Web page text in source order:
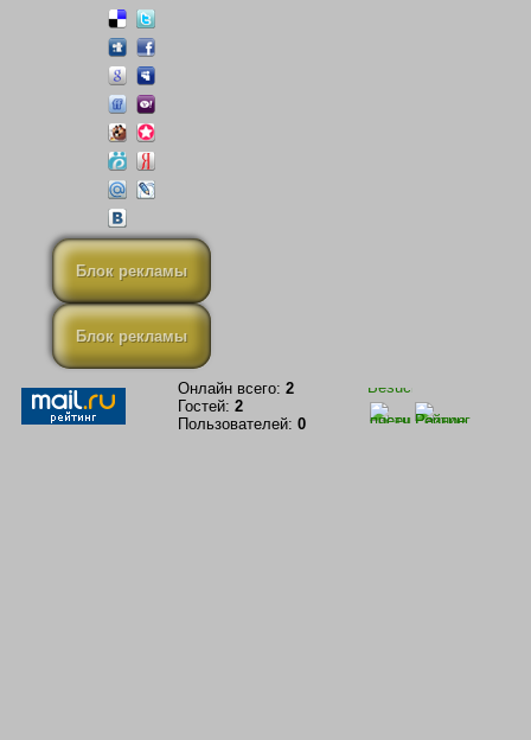
Блок рекламы
Блок рекламы
Онлайн всего: 2
Гостей: 2
Пользователей: 0